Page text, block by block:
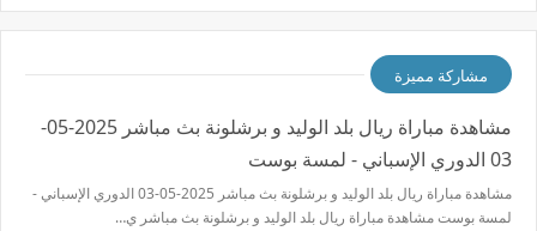
مشاركة مميزة
مشاهدة مباراة ريال بلد الوليد و برشلونة بث مباشر 2025-05-
03 الدوري الإسباني - لمسة بوست
مشاهدة مباراة ريال بلد الوليد و برشلونة بث مباشر 2025-05-03 الدوري الإسباني -
لمسة بوست مشاهدة مباراة ريال بلد الوليد و برشلونة بث مباشر ي…